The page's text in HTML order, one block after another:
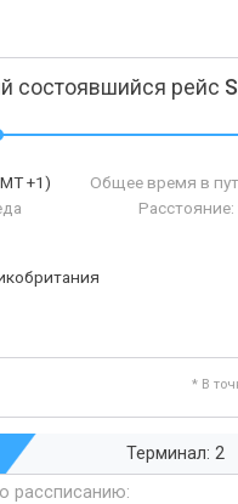
состоявшийся рейс
+1)
Общее время в
Расстояние:
* В
Терминал: 2
рассписанию: